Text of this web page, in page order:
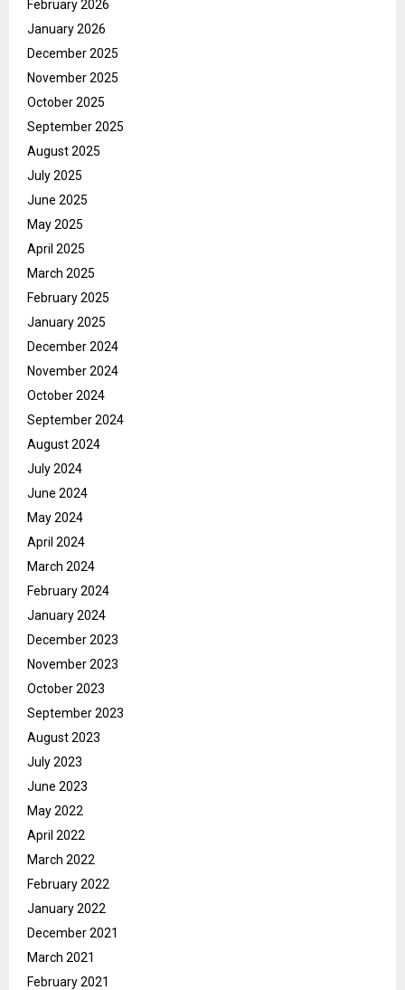
February 2026
January 2026
December 2025
November 2025
October 2025
September 2025
August 2025
July 2025
June 2025
May 2025
April 2025
March 2025
February 2025
January 2025
December 2024
November 2024
October 2024
September 2024
August 2024
July 2024
June 2024
May 2024
April 2024
March 2024
February 2024
January 2024
December 2023
November 2023
October 2023
September 2023
August 2023
July 2023
June 2023
May 2022
April 2022
March 2022
February 2022
January 2022
December 2021
March 2021
February 2021